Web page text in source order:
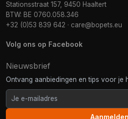
Stationsstraat 157, 9450 Haaltert
BTW: BE 0760.058.346
+32 (0)53 839 642 · care@bopets.eu
Volg ons op Facebook
Nieuwsbrief
Ontvang aanbiedingen en tips voor je
Aanmelden